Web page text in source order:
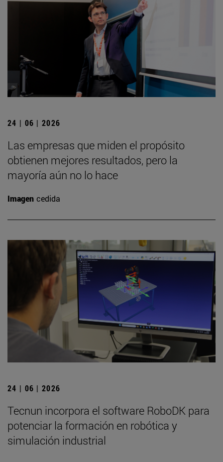
24 | 06 | 2026
Las empresas que miden el propósito
obtienen mejores resultados, pero la
mayoría aún no lo hace
Imagen cedida
24 | 06 | 2026
Tecnun incorpora el software RoboDK para
potenciar la formación en robótica y
simulación industrial